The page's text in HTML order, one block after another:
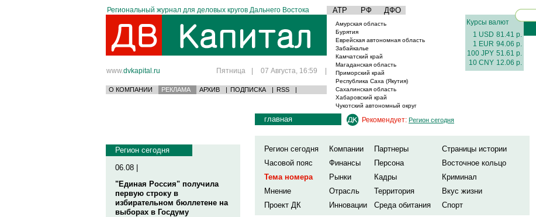
Региональный журнал для деловых кругов Дальнего Востока АТР РФ ДФО
www.dvkapital.ru Пятница | 07 Августа, 16:59 |
О КОМПАНИИ РЕКЛАМА АРХИВ | ПОДПИСКА | RSS |
Амурская область
Бурятия
Еврейская автономная область
Забайкалье
Камчатский край
Магаданская область
Приморский край
Республика Саха (Якутия)
Сахалинская область
Хабаровский край
Чукотский автономный округ
Курсы валют
1 USD 81.41 р.
1 EUR 94.06 р.
100 JPY 51.61 р.
10 CNY 12.06 р.
Регион сегодня
06.08 |
"Единая Россия" получила
первую строку в
избирательном бюллетене на
выборах в Госдуму
главная Рекомендует: Регион сегодня
Регион сегодня Компании Партнеры
Страницы истории
Часовой пояс
Финансы Персона
Восточное кольцо
Тема номера
Рынки Кадры
Криминал
Мнение
Отрасль Территория
Вкус жизни
Проект ДК
Инновации Среда обитания Спорт